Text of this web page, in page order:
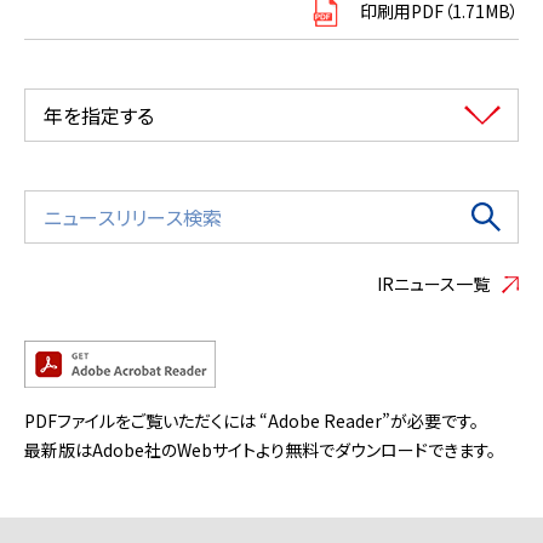
印刷用PDF（1.71MB）
年を指定する
IRニュース一覧
PDFファイルをご覧いただくには “Adobe Reader”が必要です。
最新版はAdobe社のWebサイトより無料でダウンロードできます。